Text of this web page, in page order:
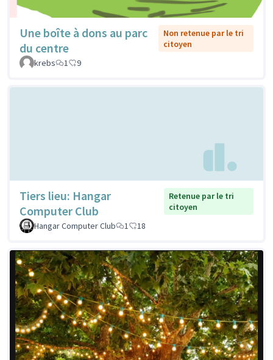
Une boîte à dons au parc
du centre
Non retenue par le tri
citoyen
krebs
1 9
Tiers lieu: Hangar
Computer Club
Retenue par le tri
citoyen
Hangar Computer Club
1 18